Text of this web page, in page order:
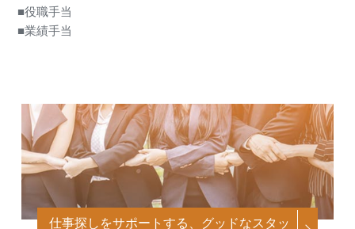
■役職手当
■業績手当
仕事探しをサポートする、グッドなスタッ